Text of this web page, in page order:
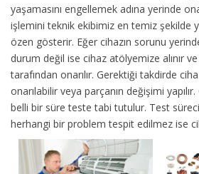
yaşamasını engellemek adına yerinde
işlemini teknik ekibimiz en temiz şekilde
özen gösterir. Eğer cihazın sorunu
durum değil ise cihaz atölyemize alınır
tarafından onarılır. Gerektiği takdirde
onarılabilir veya parçanın değişimi yapılır.
belli bir süre teste tabi tutulur. Test
herhangi bir problem tespit edilmez ise